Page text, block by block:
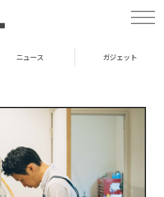
toggle
ニュース ガジェット